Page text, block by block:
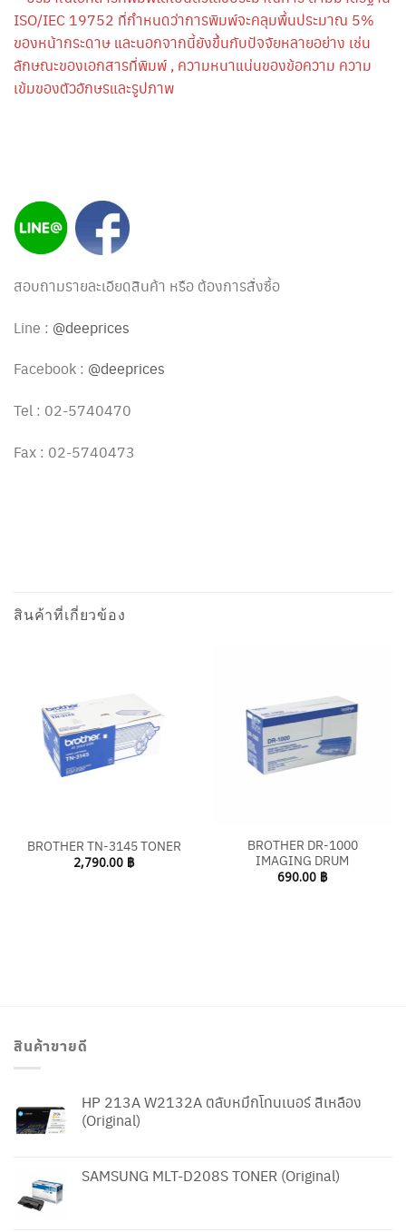
ISO/IEC 19752 ที่กำหนดว่าการพิมพ์จะคลุมพื้นประมาณ 5%
ของหน้ากระดาษ และนอกจากนี้ยังขึ้นกับปัจจัยหลายอย่าง เช่น
ลักษณะของเอกสารที่พิมพ์ , ความหนาแน่นของข้อความ ความ
เข้มของตัวอักษรและรูปภาพ
สอบถามรายละเอียดสินค้า หรือ ต้องการสั่งซื้อ
Line : @deeprices
Facebook : @deeprices
Tel : 02-5740470
Fax : 02-5740473
สินค้าที่เกี่ยวข้อง
BROTHER TN-3145 TONER
2,790.00 ฿
BROTHER DR-1000
IMAGING DRUM
690.00 ฿
สินค้าขายดี
HP 213A W2132A ตลับหมึกโทนเนอร์ สีเหลือง
(Original)
SAMSUNG MLT-D208S TONER (Original)